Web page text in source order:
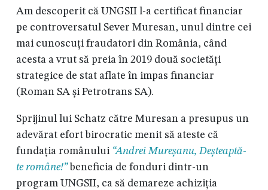
Am descoperit că UNGSII l-a certificat financiar
pe controversatul Sever Muresan, unul dintre cei
mai cunoscuți fraudatori din România, când
acesta a vrut să preia în 2019 două societăți
strategice de stat aflate în impas financiar
(Roman SA și Petrotrans SA).
Sprijinul lui Schatz către Muresan a presupus un
adevărat efort birocratic menit să ateste că
fundația românului “Andrei Mureșanu, Deșteaptă-
te române!”beneficia de fonduri dintr-un
program UNGSII, ca să demareze achiziția